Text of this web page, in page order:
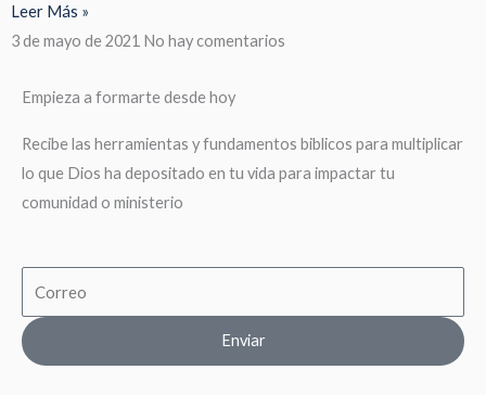
Leer Más »
3 de mayo de 2021 No hay comentarios
Empieza a formarte desde hoy
Recibe las herramientas y fundamentos biblicos para multiplicar
lo que Dios ha depositado en tu vida para impactar tu
comunidad o ministerio
Enviar